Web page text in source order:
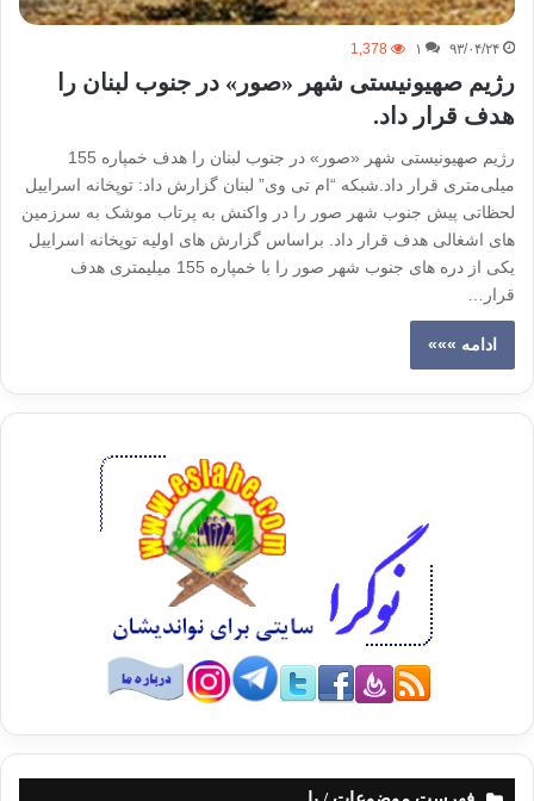
۹۳/۰۴/۲۴ ۱ 1,378
رژیم صهیونیستی شهر «صور» در جنوب لبنان را
هدف قرار داد.
رژیم صهیونیستی شهر «صور» در جنوب لبنان را هدف خمپاره 155
میلی‌متری قرار داد.شبکه “ام تی وی” لبنان گزارش داد: توپخانه اسراییل
لحظاتی پیش جنوب شهر صور را در واکنش به پرتاب موشک به سرزمین
های اشغالی هدف قرار داد. براساس گزارش های اولیه توپخانه اسراییل
یکی از دره های جنوب شهر صور را با خمپاره 155 میلیمتری هدف
قرار…
ادامه »»»